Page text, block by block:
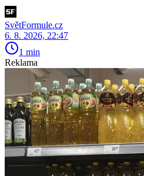
SvětFormule.cz
6. 8. 2026, 22:47
1 min
Reklama